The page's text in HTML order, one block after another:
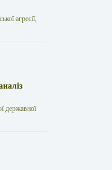
агресії,
державної